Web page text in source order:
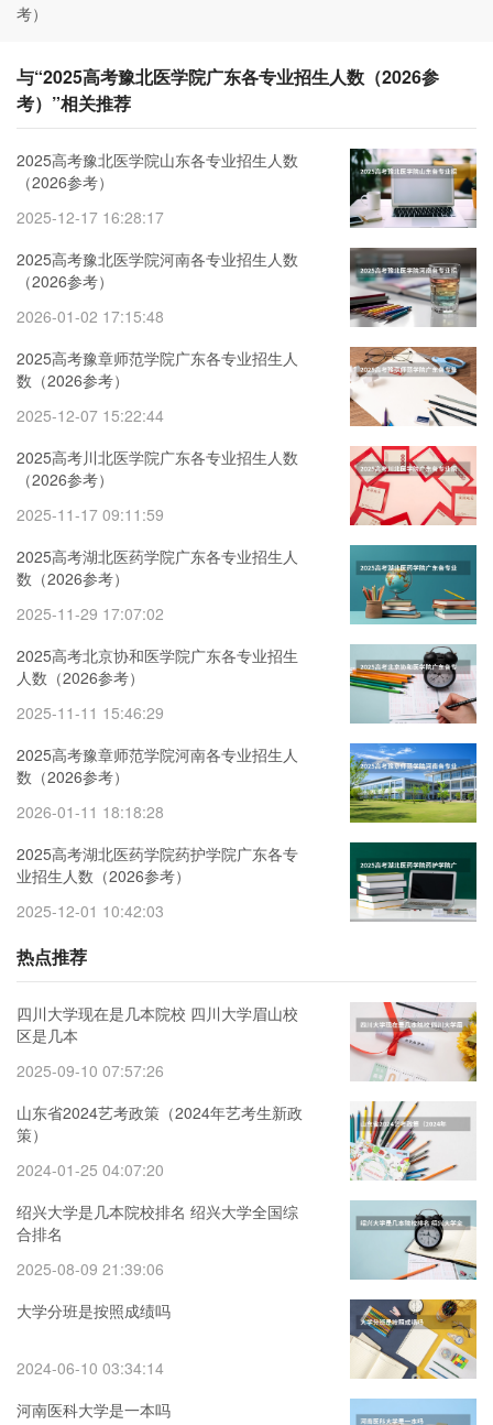
考）
与“2025高考豫北医学院广东各专业招生人数（2026参
考）”相关推荐
2025高考豫北医学院山东各专业招生人数
（2026参考）
2025-12-17 16:28:17
2025高考豫北医学院河南各专业招生人数
（2026参考）
2026-01-02 17:15:48
2025高考豫章师范学院广东各专业招生人
数（2026参考）
2025-12-07 15:22:44
2025高考川北医学院广东各专业招生人数
（2026参考）
2025-11-17 09:11:59
2025高考湖北医药学院广东各专业招生人
数（2026参考）
2025-11-29 17:07:02
2025高考北京协和医学院广东各专业招生
人数（2026参考）
2025-11-11 15:46:29
2025高考豫章师范学院河南各专业招生人
数（2026参考）
2026-01-11 18:18:28
2025高考湖北医药学院药护学院广东各专
业招生人数（2026参考）
2025-12-01 10:42:03
热点推荐
四川大学现在是几本院校 四川大学眉山校
区是几本
2025-09-10 07:57:26
山东省2024艺考政策（2024年艺考生新政
策）
2024-01-25 04:07:20
绍兴大学是几本院校排名 绍兴大学全国综
合排名
2025-08-09 21:39:06
大学分班是按照成绩吗
2024-06-10 03:34:14
河南医科大学是一本吗